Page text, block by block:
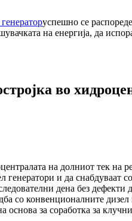
успешно се
на енергија, да
во
на долниот тек на
генератори и да снабдуваат
дена без
со конвенционалните
за соработка за